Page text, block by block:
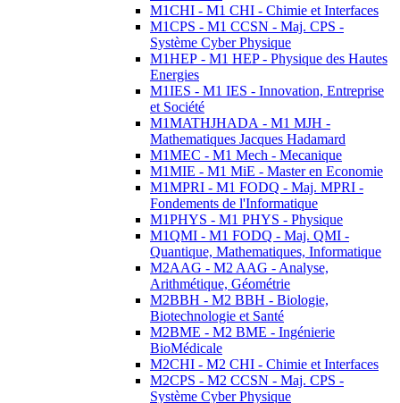
M1CHI - M1 CHI - Chimie et Interfaces
M1CPS - M1 CCSN - Maj. CPS -
Système Cyber Physique
M1HEP - M1 HEP - Physique des Hautes
Energies
M1IES - M1 IES - Innovation, Entreprise
et Société
M1MATHJHADA - M1 MJH -
Mathematiques Jacques Hadamard
M1MEC - M1 Mech - Mecanique
M1MIE - M1 MiE - Master en Economie
M1MPRI - M1 FODQ - Maj. MPRI -
Fondements de l'Informatique
M1PHYS - M1 PHYS - Physique
M1QMI - M1 FODQ - Maj. QMI -
Quantique, Mathematiques, Informatique
M2AAG - M2 AAG - Analyse,
Arithmétique, Géométrie
M2BBH - M2 BBH - Biologie,
Biotechnologie et Santé
M2BME - M2 BME - Ingénierie
BioMédicale
M2CHI - M2 CHI - Chimie et Interfaces
M2CPS - M2 CCSN - Maj. CPS -
Système Cyber Physique